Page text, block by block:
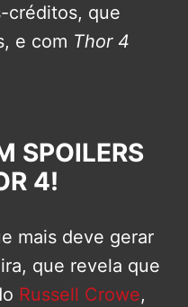
créditos, que
e com Thor 4
SPOILERS
4!
mais deve gerar
que revela que
Russell Crowe,